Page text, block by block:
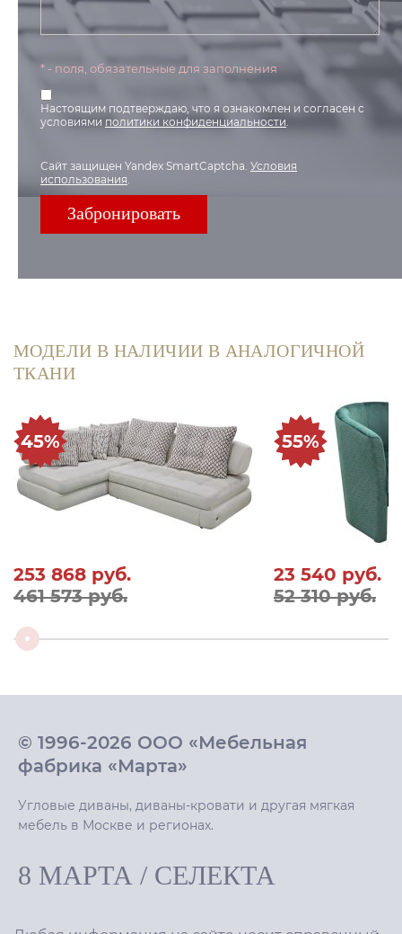
* - поля, обязательные для заполнения
Настоящим подтверждаю, что я ознакомлен и согласен с
условиями политики конфиденциальности.
Сайт защищен Yandex SmartCaptcha. Условия
использования.
МОДЕЛИ В НАЛИЧИИ В АНАЛОГИЧНОЙ
ТКАНИ
253 868 руб.
461 573 руб.
45%
23 540 руб.
52 310 руб.
55%
© 1996-2026 ООО «Мебельная
фабрика «Марта»
Угловые диваны, диваны-кровати и другая мягкая
мебель в Москве и регионах.
8 МАРТА / СЕЛЕКТА